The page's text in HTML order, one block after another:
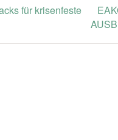
für krisenfeste